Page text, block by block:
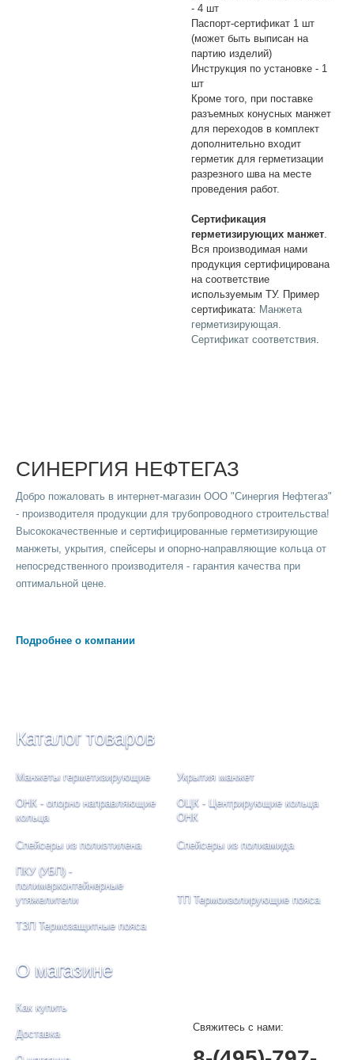
- 4 шт
Паспорт-сертификат 1 шт
(может быть выписан на
партию изделий)
Инструкция по установке - 1
шт
Кроме того, при поставке
разъемных конусных манжет
для переходов в комплект
дополнительно входит
герметик для герметизации
разрезного шва на месте
проведения работ.
Сертификация
герметизирующих манжет
Вся производимая нами
продукция сертифицирована
на соответствие
используемым ТУ. Пример
сертификата: Манжета
герметизирующая.
Сертификат соответствия
СИНЕРГИЯ НЕФТЕГАЗ
Добро пожаловать в интернет-магазин ООО "Синергия Нефтегаз"
- производителя продукции для трубопроводного строительства!
Высококачественные и сертифицированные герметизирующие
манжеты, укрытия, спейсеры и опорно-направляющие кольца от
непосредственного производителя - гарантия качества при
оптимальной цене.
Подробнее о компании
Каталог товаров
Манжеты герметизирующие Укрытия манжет
ОНК - опорно направляющие
кольца
ОЦК - Центрирующие кольца
ОНК
Спейсеры из полиэтилена Спейсеры из полиамида
ПКУ (УБП) -
полимерконтейнерные
утяжелители
ТП Термоизолирующие пояса
ТЗП Термозащитные пояса
О магазине
Как купить
Доставка
Свяжитесь с нами: